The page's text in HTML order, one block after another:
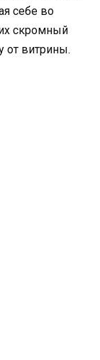
себе во
скромный
от витрины.